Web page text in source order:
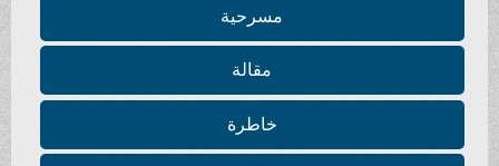
مسرحية
مقالة
خاطرة